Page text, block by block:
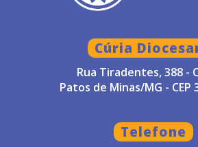
Cúria
Rua Tiradentes, 388 -
Patos de Minas/MG - CEP
Telefone